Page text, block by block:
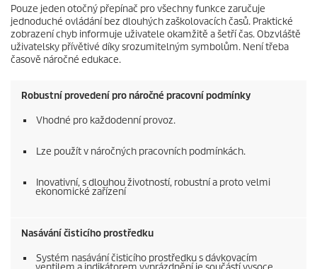
Pouze jeden otočný přepínač pro všechny funkce zaručuje
jednoduché ovládání bez dlouhých zaškolovacích časů. Praktické
zobrazení chyb informuje uživatele okamžitě a šetří čas. Obzvláště
uživatelsky přívětivé díky srozumitelným symbolům. Není třeba
časově náročné edukace.
Robustní provedení pro náročné pracovní podmínky
Vhodné pro každodenní provoz.
Lze použít v náročných pracovních podmínkách.
Inovativní, s dlouhou životností, robustní a proto velmi
ekonomické zařízení
Nasávání čisticího prostředku
Systém nasávání čisticího prostředku s dávkovacím